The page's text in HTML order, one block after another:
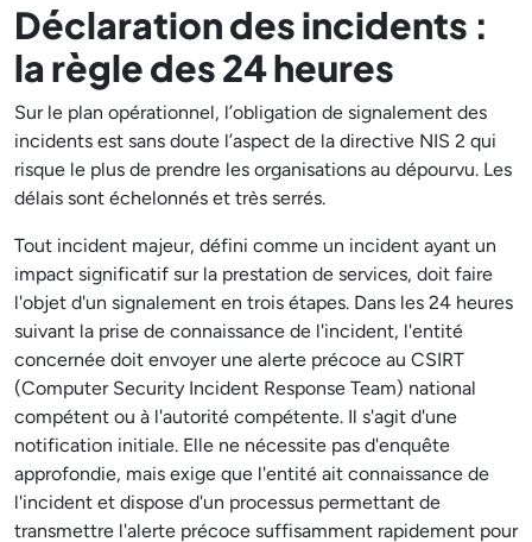
Déclaration des incidents :
la règle des 24 heures
Sur le plan opérationnel, l’obligation de signalement des
incidents est sans doute l’aspect de la directive NIS 2 qui
risque le plus de prendre les organisations au dépourvu. Les
délais sont échelonnés et très serrés.
Tout incident majeur, défini comme un incident ayant un
impact significatif sur la prestation de services, doit faire
l'objet d'un signalement en trois étapes. Dans les 24 heures
suivant la prise de connaissance de l'incident, l'entité
concernée doit envoyer une alerte précoce au CSIRT
(Computer Security Incident Response Team) national
compétent ou à l'autorité compétente. Il s'agit d'une
notification initiale. Elle ne nécessite pas d'enquête
approfondie, mais exige que l'entité ait connaissance de
l'incident et dispose d'un processus permettant de
transmettre l'alerte précoce suffisamment rapidement pour